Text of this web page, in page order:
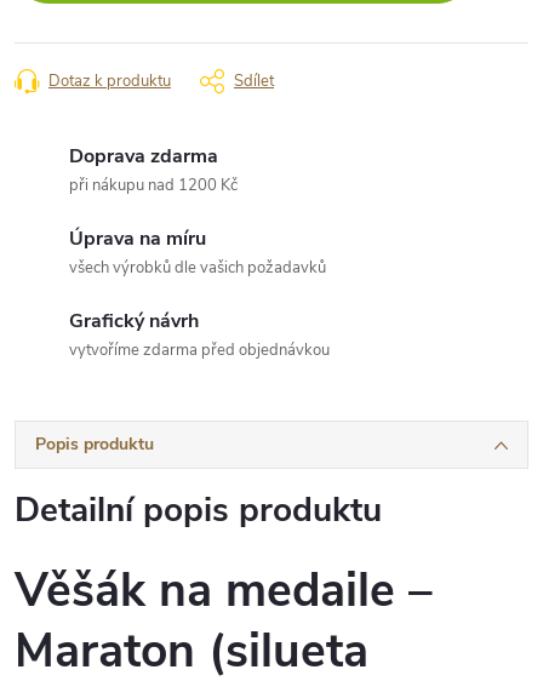
Dotaz k produktu Sdílet
Doprava zdarma
při nákupu nad 1200 Kč
Úprava na míru
všech výrobků dle vašich požadavků
Grafický návrh
vytvoříme zdarma před objednávkou
Popis produktu
Detailní popis produktu
Věšák na medaile –
Maraton (silueta